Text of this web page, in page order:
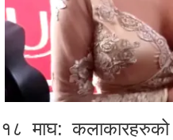
१८ माघ: